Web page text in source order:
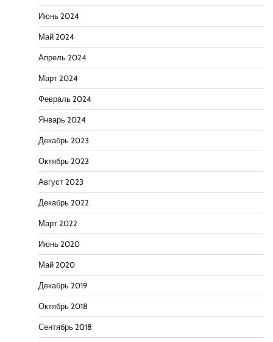
Июнь 2024
Май 2024
Апрель 2024
Март 2024
Февраль 2024
Январь 2024
Декабрь 2023
Октябрь 2023
Август 2023
Декабрь 2022
Март 2022
Июнь 2020
Май 2020
Декабрь 2019
Октябрь 2018
Сентябрь 2018